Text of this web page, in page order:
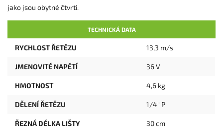
jako jsou obytné čtvrti.
TECHNICKÁ DATA
RYCHLOST ŘETĚZU 13,3 m/s
JMENOVITÉ NAPĚTÍ 36 V
HMOTNOST 4,6 kg
DĚLENÍ ŘETĚZU 1/4" P
ŘEZNÁ DÉLKA LIŠTY 30 cm